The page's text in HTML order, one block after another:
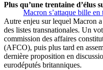
Macron s’attaque bille en
Plus qu’une trentaine d’élus
Autre enjeu sur lequel Macron
des listes transnationales. Un
commission des affaires
(AFCO), puis plus tard en
dernière proposition en
eurodéputés britanniques.